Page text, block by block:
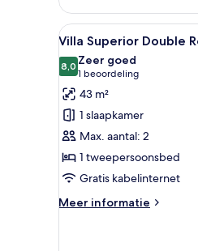
Deluxe
Double
Room
Alle
foto's
voor
Villa
Superior
Double
Room
laden
4
Villa Superior Double
8,08,0 van 10
Zeer goed
1 beoordeling
(1
beoordeling)
43 m²
1 slaapkamer
Max. aantal: 2
1 tweepersoonsbed
Gratis kabelinternet
Meer informatie
Meer